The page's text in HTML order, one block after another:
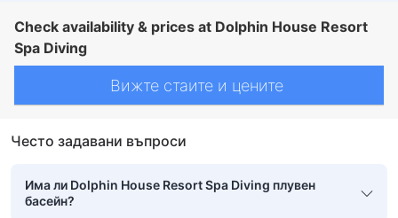
Check availability & prices at Dolphin House Resort
Spa Diving
Вижте стаите и цените
Често задавани въпроси
Има ли Dolphin House Resort Spa Diving плувен
басейн?